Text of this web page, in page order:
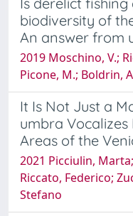
biodiversity of
An answer from
2019 Moschino, V.;
Picone, M.; Boldrin,
It Is Not Just a
umbra Vocalizes
Areas of the
2021 Picciulin,
Riccato, Federico;
Stefano